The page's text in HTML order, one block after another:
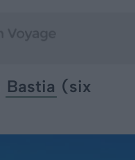
Bastia (six